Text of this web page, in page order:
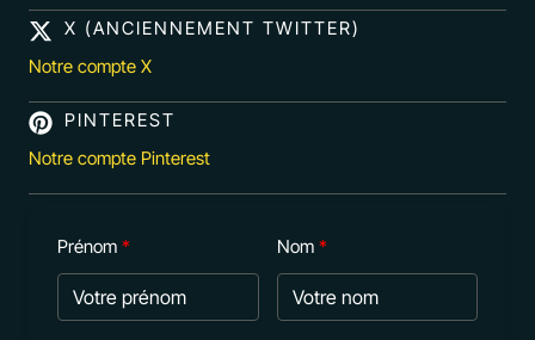
X (ANCIENNEMENT TWITTER)
Notre compte X
PINTEREST
Notre compte Pinterest
Prénom Nom